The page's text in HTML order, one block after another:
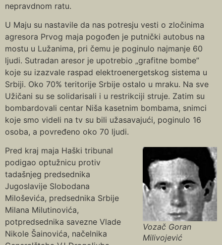
nepravdnom ratu.
U Maju su nastavile da nas potresju vesti o zločinima
agresora Prvog maja pogođen je putnički autobus na
mostu u Lužanima, pri čemu je poginulo najmanje 60
ljudi. Sutradan aresor je upotrebio „grafitne bombe”
koje su izazvale raspad elektroenergetskog sistema u
Srbiji. Oko 70% teritorije Srbije ostalo u mraku. Na sve
Užičani su se solidarisali i u restrikciji struje. Zatim su
bombardovali centar Niša kasetnim bombama, snimci
koje smo videli na tv su bili užasavajući, poginulo 16
osoba, a povređeno oko 70 ljudi.
Vozač Goran
Milivojević
Pred kraj maja Haški tribunal
podigao optužnicu protiv
tadašnjeg predsednika
Jugoslavije Slobodana
Miloševića, predsednika Srbije
Milana Milutinovića,
potpredsednika savezne Vlade
Nikole Šainovića, načelnika